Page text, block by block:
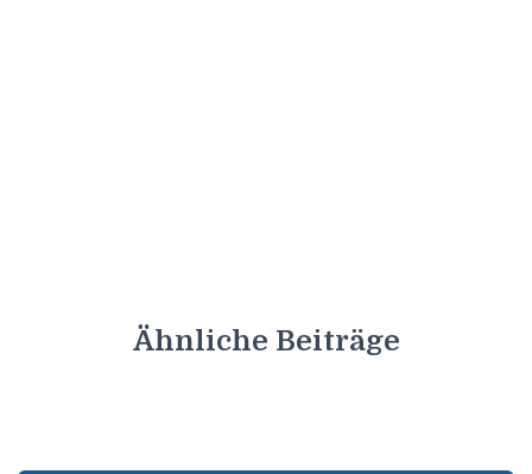
Ähnliche Beiträge